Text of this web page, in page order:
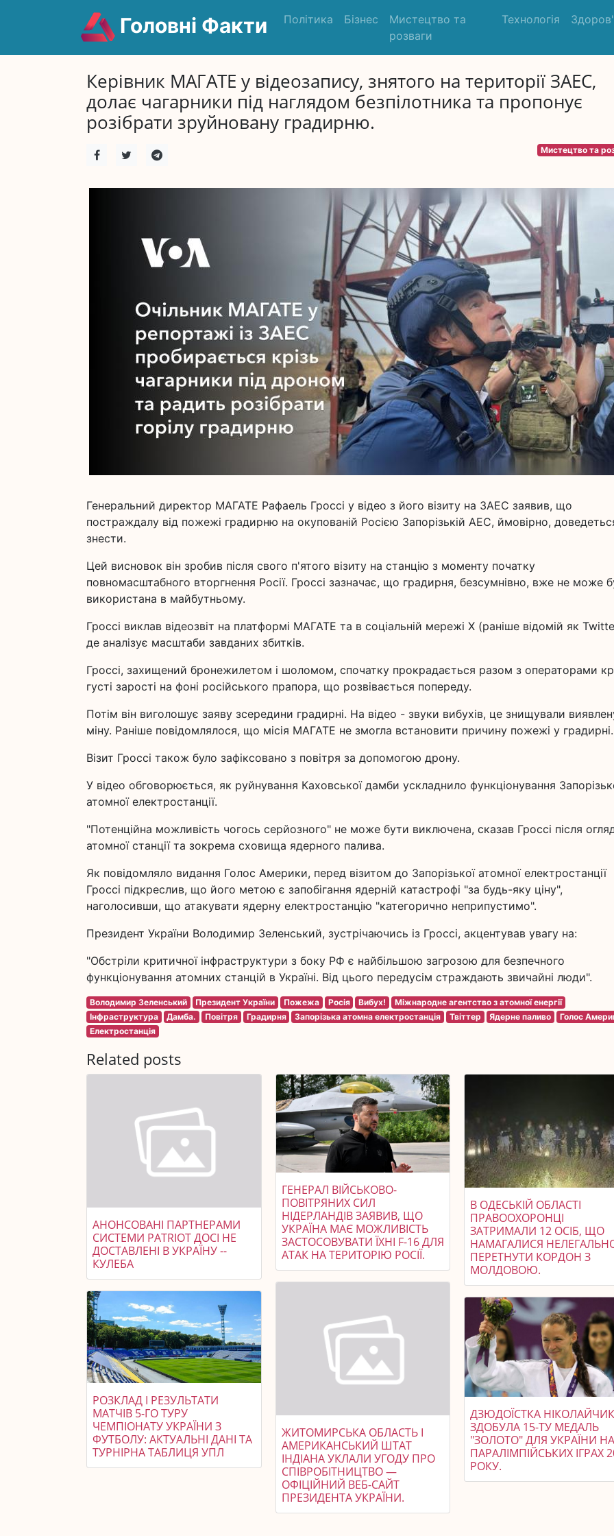
Головні Факти Політика Бізнес
Мистецтво та
розваги
Технологія
Керівник МАГАТЕ у відеозапису, знятого на території ЗАЕС,
долає чагарники під наглядом безпілотника та пропонує
розібрати зруйновану градирню.
Мистецтво та
Генеральний директор МАГАТЕ Рафаель Гроссі у відео з його візиту на ЗАЕС заявив, що
постраждалу від пожежі градирню на окупованій Росією Запорізькій АЕС, ймовірно,
знести.
Цей висновок він зробив після свого п'ятого візиту на станцію з моменту початку
повномасштабного вторгнення Росії. Гроссі зазначає, що градирня, безсумнівно, вже не може
використана в майбутньому.
Гроссі виклав відеозвіт на платформі МАГАТЕ та в соціальній мережі Х (раніше відомій як
де аналізує масштаби завданих збитків.
Гроссі, захищений бронежилетом і шоломом, спочатку прокрадається разом з операторами
густі зарості на фоні російського прапора, що розвівається попереду.
Потім він виголошує заяву зсередини градирні. На відео - звуки вибухів, це знищували
міну. Раніше повідомлялося, що місія МАГАТЕ не змогла встановити причину пожежі у градирні.
Візит Гроссі також було зафіксовано з повітря за допомогою дрону.
У відео обговорюється, як руйнування Каховської дамби ускладнило функціонування
атомної електростанції.
"Потенційна можливість чогось серйозного" не може бути виключена, сказав Гроссі після
атомної станції та зокрема сховища ядерного палива.
Як повідомляло видання Голос Америки, перед візитом до Запорізької атомної електростанції
Гроссі підкреслив, що його метою є запобігання ядерній катастрофі "за будь-яку ціну",
наголосивши, що атакувати ядерну електростанцію "категорично неприпустимо".
Президент України Володимир Зеленський, зустрічаючись із Гроссі, акцентував увагу на:
"Обстріли критичної інфраструктури з боку РФ є найбільшою загрозою для безпечного
функціонування атомних станцій в Україні. Від цього передусім страждають звичайні люди".
Володимир Зеленський Президент України Пожежа Росія Вибух!
Міжнародне агентство з атомної енергії
Інфраструктура
Дамба. Повітря Градирня Запорізька атомна електростанція Твіттер Ядерне паливо
Голос
Електростанція
Related posts
АНОНСОВАНІ ПАРТНЕРАМИ
СИСТЕМИ PATRIOT ДОСІ НЕ
ДОСТАВЛЕНІ В УКРАЇНУ --
КУЛЕБА
РОЗКЛАД І РЕЗУЛЬТАТИ
МАТЧІВ 5-ГО ТУРУ
ЧЕМПІОНАТУ УКРАЇНИ З
ФУТБОЛУ: АКТУАЛЬНІ ДАНІ ТА
ТУРНІРНА ТАБЛИЦЯ УПЛ
ГЕНЕРАЛ ВІЙСЬКОВО-
ПОВІТРЯНИХ СИЛ
НІДЕРЛАНДІВ ЗАЯВИВ, ЩО
УКРАЇНА МАЄ МОЖЛИВІСТЬ
ЗАСТОСОВУВАТИ ЇХНІ F-16 ДЛЯ
АТАК НА ТЕРИТОРІЮ РОСІЇ.
ЖИТОМИРСЬКА ОБЛАСТЬ І
АМЕРИКАНСЬКИЙ ШТАТ
ІНДІАНА УКЛАЛИ УГОДУ ПРО
СПІВРОБІТНИЦТВО —
ОФІЦІЙНИЙ ВЕБ-САЙТ
ПРЕЗИДЕНТА УКРАЇНИ.
В ОДЕСЬКІЙ ОБЛАСТІ
ПРАВООХОРОНЦІ
ЗАТРИМАЛИ 12 ОСІБ, ЩО
НАМАГАЛИСЯ
ПЕРЕТНУТИ КОРДОН З
МОЛДОВОЮ.
ДЗЮДОЇСТКА
ЗДОБУЛА 15-ТУ МЕДАЛЬ
"ЗОЛОТО" ДЛЯ УКРАЇНИ
ПАРАЛІМПІЙСЬКИХ ІГРАХ
РОКУ.